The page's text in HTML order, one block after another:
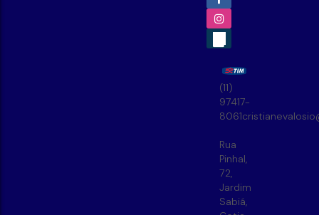
(11)
97417-
8061
Rua
Pinhal,
72,
Jardim
Sabiá,